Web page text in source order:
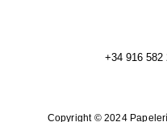
+34 916 582
Copyright © 2024